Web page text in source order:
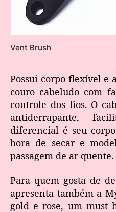
Vent Brush
Possui corpo flexível e
couro cabeludo com
controle dos fios. O
antiderrapante,
diferencial é seu
hora de secar e
passagem de ar quente.
Para quem gosta de
apresenta também a
gold e rose, um must